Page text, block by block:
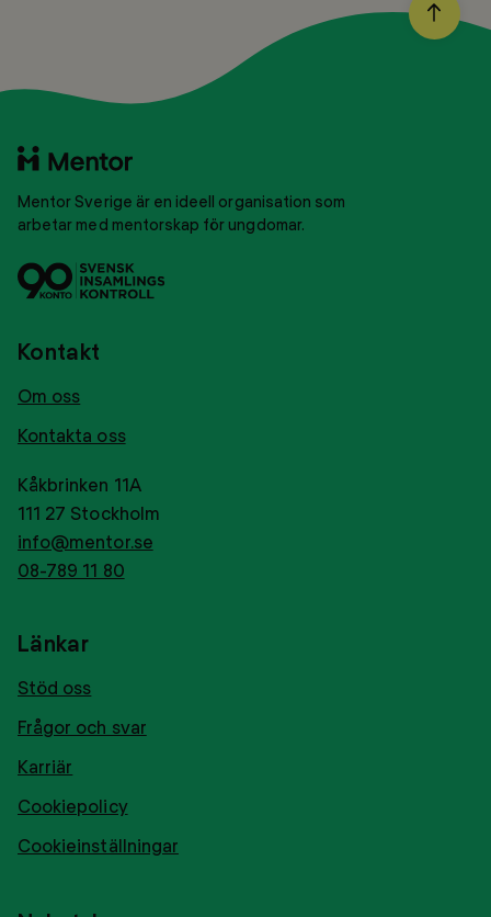
BACK
TO
Till
Mentor Sverige är en ideell organisation som
arbetar med mentorskap för ungdomar.
Svensk
insamlingskontroll
Kontakt
Om oss
Kontakta oss
Kåkbrinken 11A
111 27 Stockholm
info@mentor.se
08-789 11 80
Länkar
Stöd oss
Frågor och svar
Karriär
Cookiepolicy
Cookieinställningar